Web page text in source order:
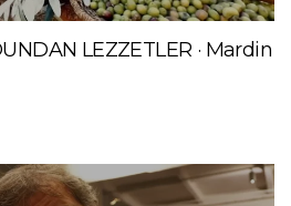
LEZZETLER · Mardin